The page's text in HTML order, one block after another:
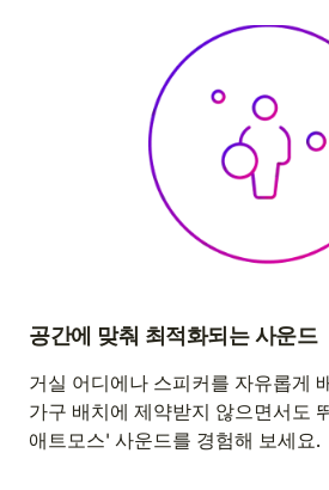
공간에 맞춰 최적화되는 사운드
거실 어디에나 스피커를 자유롭게
가구 배치에 제약받지 않으면서도
애트모스' 사운드를 경험해 보세요.